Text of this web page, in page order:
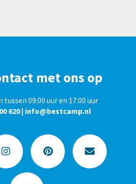
met ons op
tussen 09:00 uur en 17:00 uur
620| info@bestcamp.nl